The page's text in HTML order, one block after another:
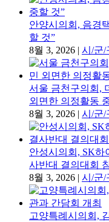
안양시의회, 음경
할 것”
8월 3, 2026
시/군/
서울 금천구의회,
외면한 의정활동
8월 3, 2026
시/군/
안성시의회, SK하
사반대 결의대회
8월 3, 2026
시/군/
고양특례시의회,